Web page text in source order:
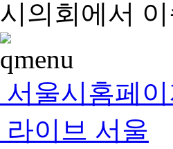
시의회에서
서울시홈페이
라이브 서울